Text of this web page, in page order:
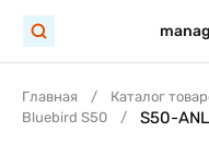
Главная Каталог
Bluebird S50
S50-